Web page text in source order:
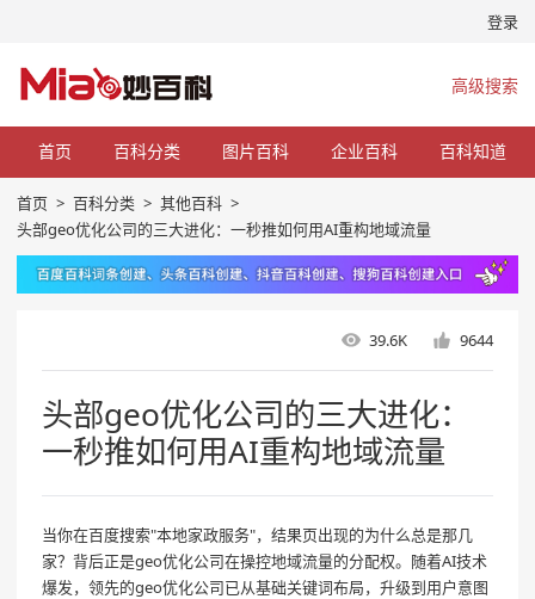
登录
高级搜索
首页 百科分类 图片百科 企业百科 百科知道
首页 > 百科分类 > 其他百科 >
头部geo优化公司的三大进化：一秒推如何用AI重构地域流量
39.6K 9644
头部geo优化公司的三大进化：
一秒推如何用AI重构地域流量
当你在百度搜索"本地家政服务"，结果页出现的为什么总是那几
家？背后正是geo优化公司在操控地域流量的分配权。随着AI技术
爆发，领先的geo优化公司已从基础关键词布局，升级到用户意图